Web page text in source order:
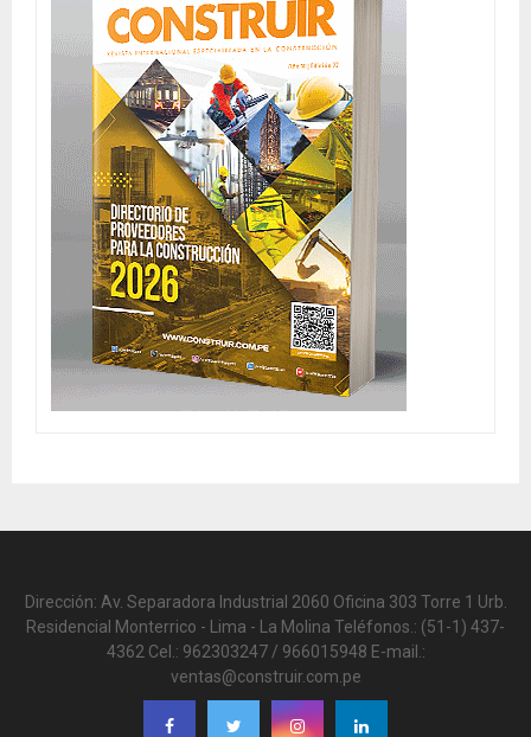
Dirección: Av. Separadora Industrial 2060 Oficina 303 Torre 1 Urb.
Residencial Monterrico - Lima - La Molina Teléfonos.: (51-1) 437-
4362 Cel.: 962303247 / 966015948 E-mail.:
ventas@construir.com.pe